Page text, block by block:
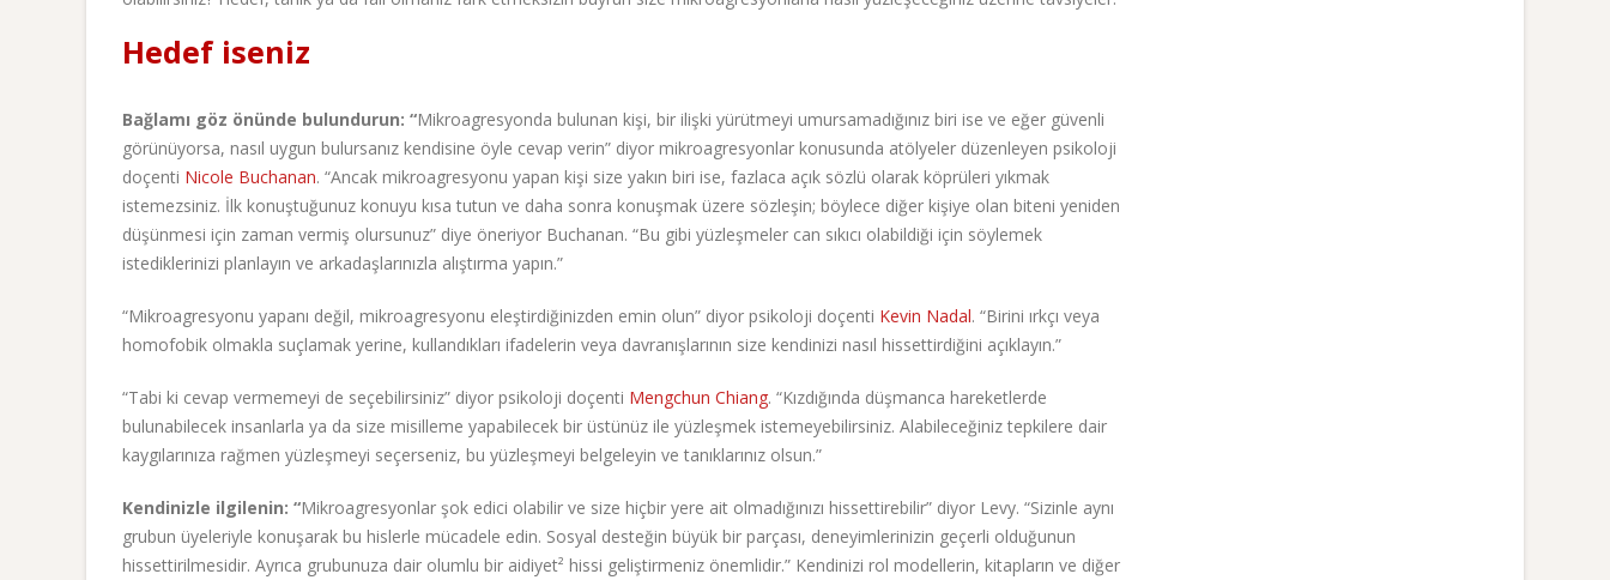
Hedef iseniz
Bağlamı göz önünde bulundurun: “Mikroagresyonda bulunan kişi, bir ilişki yürütmeyi umursamadığınız biri ise ve eğer güvenli
görünüyorsa, nasıl uygun bulursanız kendisine öyle cevap verin” diyor mikroagresyonlar konusunda atölyeler düzenleyen psikoloji
doçenti Nicole Buchanan. “Ancak mikroagresyonu yapan kişi size yakın biri ise, fazlaca açık sözlü olarak köprüleri yıkmak
istemezsiniz. İlk konuştuğunuz konuyu kısa tutun ve daha sonra konuşmak üzere sözleşin; böylece diğer kişiye olan biteni yeniden
düşünmesi için zaman vermiş olursunuz” diye öneriyor Buchanan. “Bu gibi yüzleşmeler can sıkıcı olabildiği için söylemek
istediklerinizi planlayın ve arkadaşlarınızla alıştırma yapın.”
“Mikroagresyonu yapanı değil, mikroagresyonu eleştirdiğinizden emin olun” diyor psikoloji doçenti Kevin Nadal. “Birini ırkçı veya
homofobik olmakla suçlamak yerine, kullandıkları ifadelerin veya davranışlarının size kendinizi nasıl hissettirdiğini açıklayın.”
“Tabi ki cevap vermemeyi de seçebilirsiniz” diyor psikoloji doçenti Mengchun Chiang. “Kızdığında düşmanca hareketlerde
bulunabilecek insanlarla ya da size misilleme yapabilecek bir üstünüz ile yüzleşmek istemeyebilirsiniz. Alabileceğiniz tepkilere dair
kaygılarınıza rağmen yüzleşmeyi seçerseniz, bu yüzleşmeyi belgeleyin ve tanıklarınız olsun.”
Kendinizle ilgilenin: “Mikroagresyonlar şok edici olabilir ve size hiçbir yere ait olmadığınızı hissettirebilir” diyor Levy. “Sizinle aynı
grubun üyeleriyle konuşarak bu hislerle mücadele edin. Sosyal desteğin büyük bir parçası, deneyimlerinizin geçerli olduğunun
hissettirilmesidir. Ayrıca grubunuza dair olumlu bir aidiyet² hissi geliştirmeniz önemlidir.” Kendinizi rol modellerin, kitapların ve diğer